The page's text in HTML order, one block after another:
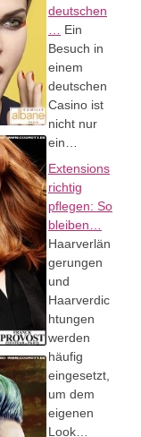
deutschen
Ein
Besuch in
einem
deutschen
Casino ist
nicht nur
ein…
Extensions
richtig
pflegen: So
bleiben…
Haarverlän
gerungen
und
Haarverdic
htungen
werden
häufig
eingesetzt,
um dem
eigenen
Look…